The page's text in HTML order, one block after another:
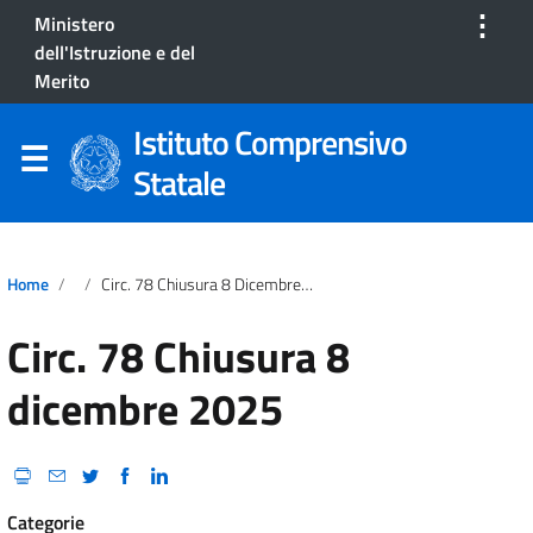
Ministero
dell'Istruzione e del
Merito
⋮
Istituto Comprensivo
Statale
Home Circ. 78 Chiusura 8 Dicembre 2025
Circ. 78 Chiusura 8
dicembre 2025
Categorie